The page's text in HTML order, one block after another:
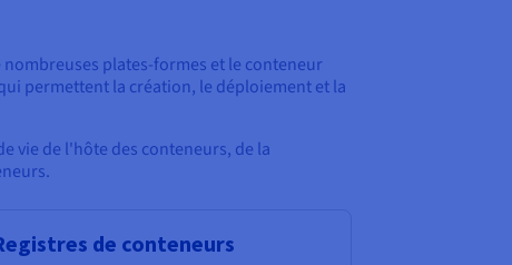
plates-formes et le conteneur
permettent la création, le déploiement et la
vie de l'hôte des conteneurs, de la
de conteneurs